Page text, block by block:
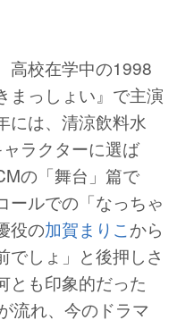
高校在学中の1998
まっしょい』で主演
には、清涼飲料水
ャラクターに選ば
の「舞台」篇で
ールでの「なっちゃ
役の加賀まりこ から
でしょ」と後押しさ
とも印象的だった
流れ、今のドラマ